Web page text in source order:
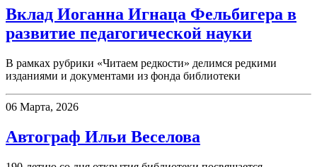
Вклад Иоганна Игнаца Фельбигера в
развитие педагогической науки
В рамках рубрики «Читаем редкости» делимся редкими
изданиями и документами из фонда библиотеки
06 Марта, 2026
Автограф Ильи Веселова